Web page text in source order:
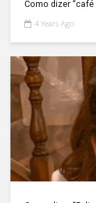
Como dizer “café
4 Years Ago